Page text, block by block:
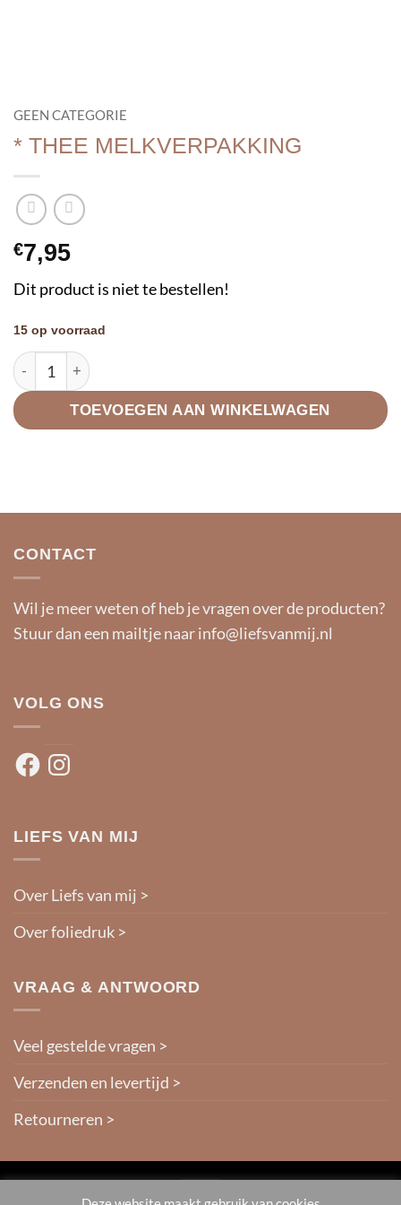
GEEN CATEGORIE
* THEE MELKVERPAKKING
€7,95
Dit product is niet te bestellen!
15 op voorraad
* THEE MELKVERPAKKING aantal
TOEVOEGEN AAN WINKELWAGEN
CONTACT
Wil je meer weten of heb je vragen over de producten?
Stuur dan een mailtje naarinfo@liefsvanmij.nl
VOLG ONS
FacebookInstagram
LIEFS VAN MIJ
Over Liefs van mij >
Over foliedruk >
VRAAG & ANTWOORD
Veel gestelde vragen >
Verzenden en levertijd >
Retourneren >